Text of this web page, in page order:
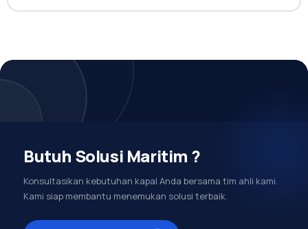
Butuh Solusi Maritim ?
Konsultasikan kebutuhan kapal Anda bersama tim ahli kami.
Kami siap membantu menemukan solusi terbaik.